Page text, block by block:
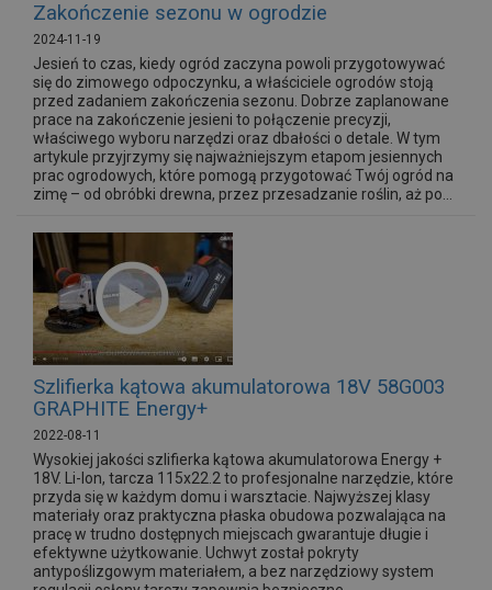
Zakończenie sezonu w ogrodzie
2024-11-19
Jesień to czas, kiedy ogród zaczyna powoli przygotowywać
się do zimowego odpoczynku, a właściciele ogrodów stoją
przed zadaniem zakończenia sezonu. Dobrze zaplanowane
prace na zakończenie jesieni to połączenie precyzji,
właściwego wyboru narzędzi oraz dbałości o detale. W tym
artykule przyjrzymy się najważniejszym etapom jesiennych
prac ogrodowych, które pomogą przygotować Twój ogród na
zimę – od obróbki drewna, przez przesadzanie roślin, aż po...
Szlifierka kątowa akumulatorowa 18V 58G003
GRAPHITE Energy+
2022-08-11
Wysokiej jakości szlifierka kątowa akumulatorowa Energy +
18V. Li-lon, tarcza 115x22.2 to profesjonalne narzędzie, które
przyda się w każdym domu i warsztacie. Najwyższej klasy
materiały oraz praktyczna płaska obudowa pozwalająca na
pracę w trudno dostępnych miejscach gwarantuje długie i
efektywne użytkowanie. Uchwyt został pokryty
antypoślizgowym materiałem, a bez narzędziowy system